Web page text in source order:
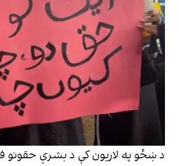
د ښځو په لاريون کې د بشري حقونو